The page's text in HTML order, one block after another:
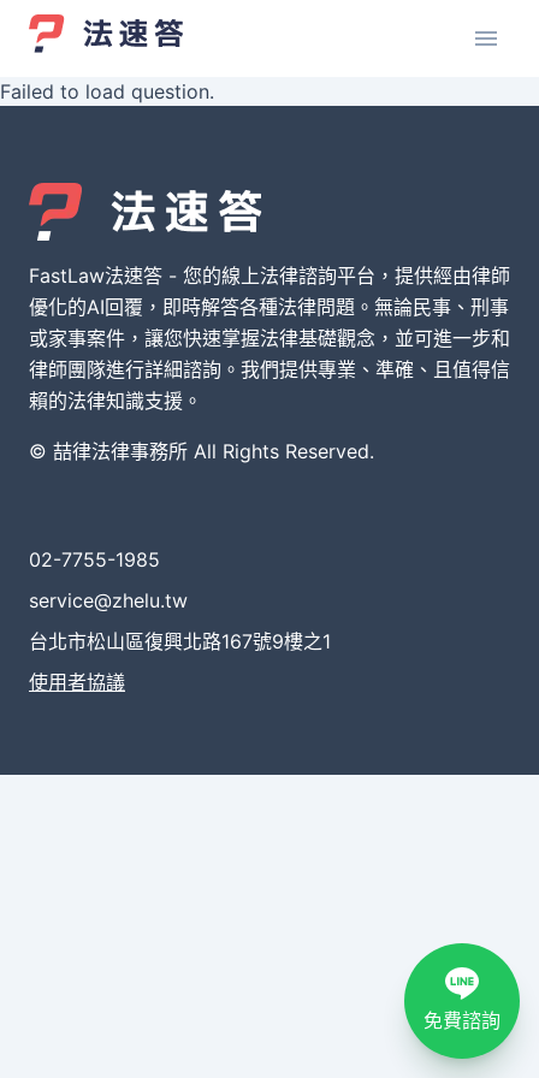
Failed to load question.
FastLaw法速答 - 您的線上法律諮詢平台，提供經由律師
優化的AI回覆，即時解答各種法律問題。無論民事、刑事
或家事案件，讓您快速掌握法律基礎觀念，並可進一步和
律師團隊進行詳細諮詢。我們提供專業、準確、且值得信
賴的法律知識支援。
© 喆律法律事務所 All Rights Reserved.
02-7755-1985
service@zhelu.tw
台北市松山區復興北路167號9樓之1
使用者協議
免費諮詢